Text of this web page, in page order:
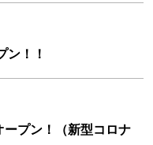
ン！！
ープン！（新型コロナ